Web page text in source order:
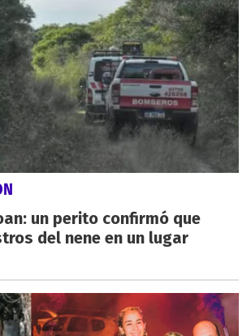
un perito confirmó que
del nene en un lugar